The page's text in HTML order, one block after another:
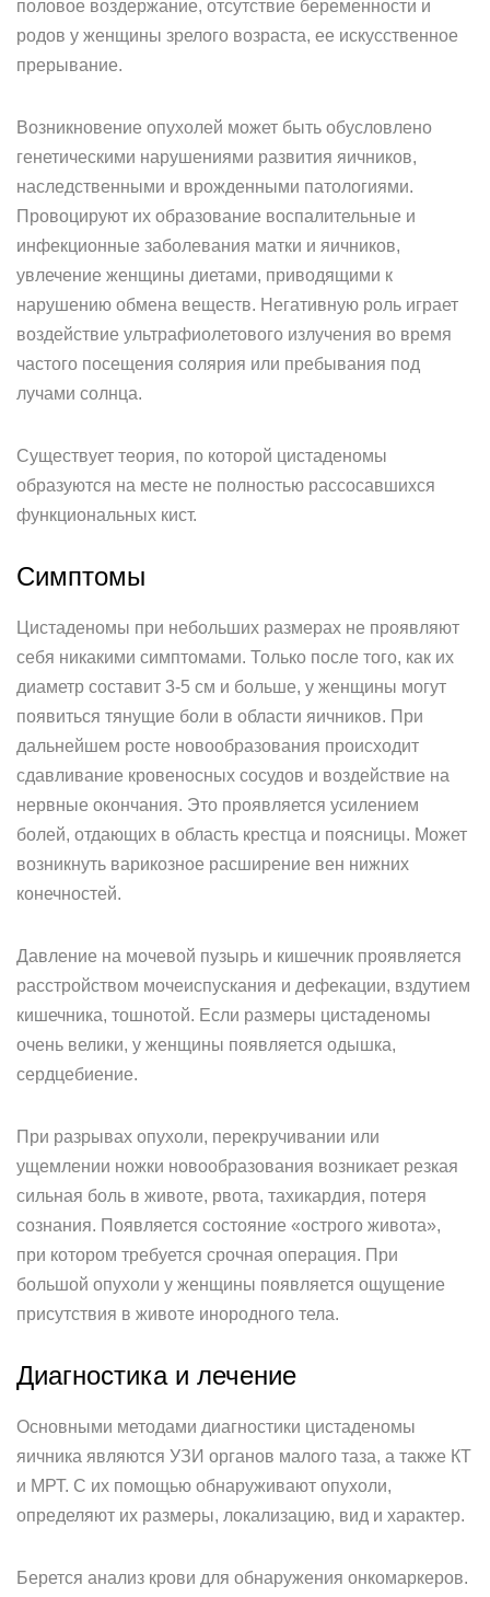
половое воздержание, отсутствие беременности и
родов у женщины зрелого возраста, ее искусственное
прерывание.
Возникновение опухолей может быть обусловлено
генетическими нарушениями развития яичников,
наследственными и врожденными патологиями.
Провоцируют их образование воспалительные и
инфекционные заболевания матки и яичников,
увлечение женщины диетами, приводящими к
нарушению обмена веществ. Негативную роль играет
воздействие ультрафиолетового излучения во время
частого посещения солярия или пребывания под
лучами солнца.
Существует теория, по которой цистаденомы
образуются на месте не полностью рассосавшихся
функциональных кист.
Симптомы
Цистаденомы при небольших размерах не проявляют
себя никакими симптомами. Только после того, как их
диаметр составит 3-5 см и больше, у женщины могут
появиться тянущие боли в области яичников. При
дальнейшем росте новообразования происходит
сдавливание кровеносных сосудов и воздействие на
нервные окончания. Это проявляется усилением
болей, отдающих в область крестца и поясницы. Может
возникнуть варикозное расширение вен нижних
конечностей.
Давление на мочевой пузырь и кишечник проявляется
расстройством мочеиспускания и дефекации, вздутием
кишечника, тошнотой. Если размеры цистаденомы
очень велики, у женщины появляется одышка,
сердцебиение.
При разрывах опухоли, перекручивании или
ущемлении ножки новообразования возникает резкая
сильная боль в животе, рвота, тахикардия, потеря
сознания. Появляется состояние «острого живота»,
при котором требуется срочная операция. При
большой опухоли у женщины появляется ощущение
присутствия в животе инородного тела.
Диагностика и лечение
Основными методами диагностики цистаденомы
яичника являются УЗИ органов малого таза, а также КТ
и МРТ. С их помощью обнаруживают опухоли,
определяют их размеры, локализацию, вид и характер.
Берется анализ крови для обнаружения онкомаркеров.